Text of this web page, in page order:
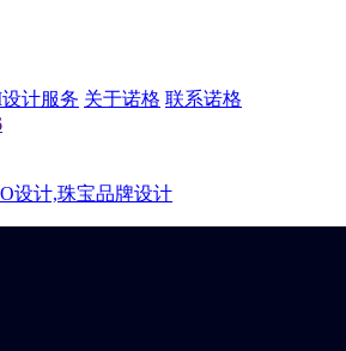
计服务 关于诺格 联系诺格
设计,珠宝品牌设计